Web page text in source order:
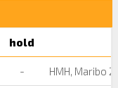
hold
- HMH, Maribo 2